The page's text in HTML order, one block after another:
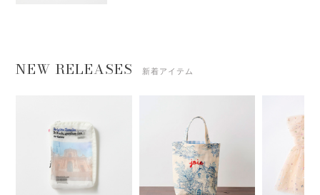
NEW RELEASES 新着アイテム